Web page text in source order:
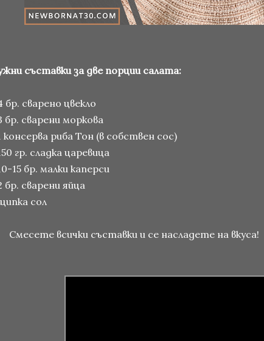
съставки за две порции салата:
бр. сварено цвекло
бр. сварени моркова
консерва риба Тон (в собствен сос)
гр. сладка царевица
15 бр. малки каперси
бр. сварени яйца
сол
всички съставки и се насладете на вкуса!